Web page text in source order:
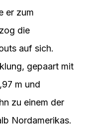
er zum
die
auf sich.
gepaart mit
m und
zu einem der
Nordamerikas.